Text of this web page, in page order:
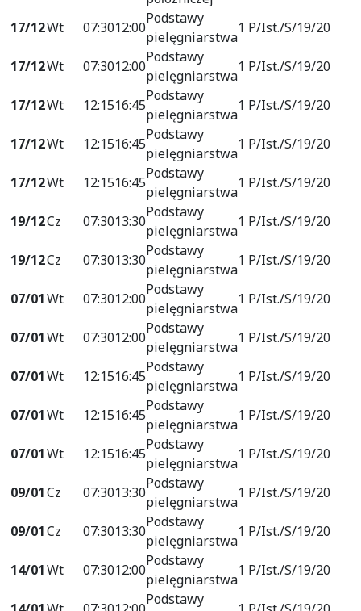
17/12Wt 07:3012:00
Podstawy
pielęgniarstwa
1 P/Ist./S/19/20
17/12Wt 07:3012:00
Podstawy
pielęgniarstwa
1 P/Ist./S/19/20
17/12Wt 12:1516:45
Podstawy
pielęgniarstwa
1 P/Ist./S/19/20
17/12Wt 12:1516:45
Podstawy
pielęgniarstwa
1 P/Ist./S/19/20
17/12Wt 12:1516:45
Podstawy
pielęgniarstwa
1 P/Ist./S/19/20
19/12Cz 07:3013:30
Podstawy
pielęgniarstwa
1 P/Ist./S/19/20
19/12Cz 07:3013:30
Podstawy
pielęgniarstwa
1 P/Ist./S/19/20
07/01Wt 07:3012:00
Podstawy
pielęgniarstwa
1 P/Ist./S/19/20
07/01Wt 07:3012:00
Podstawy
pielęgniarstwa
1 P/Ist./S/19/20
07/01Wt 12:1516:45
Podstawy
pielęgniarstwa
1 P/Ist./S/19/20
07/01Wt 12:1516:45
Podstawy
pielęgniarstwa
1 P/Ist./S/19/20
07/01Wt 12:1516:45
Podstawy
pielęgniarstwa
1 P/Ist./S/19/20
09/01Cz 07:3013:30
Podstawy
pielęgniarstwa
1 P/Ist./S/19/20
09/01Cz 07:3013:30
Podstawy
pielęgniarstwa
1 P/Ist./S/19/20
14/01Wt 07:3012:00
Podstawy
pielęgniarstwa
1 P/Ist./S/19/20
Podstawy